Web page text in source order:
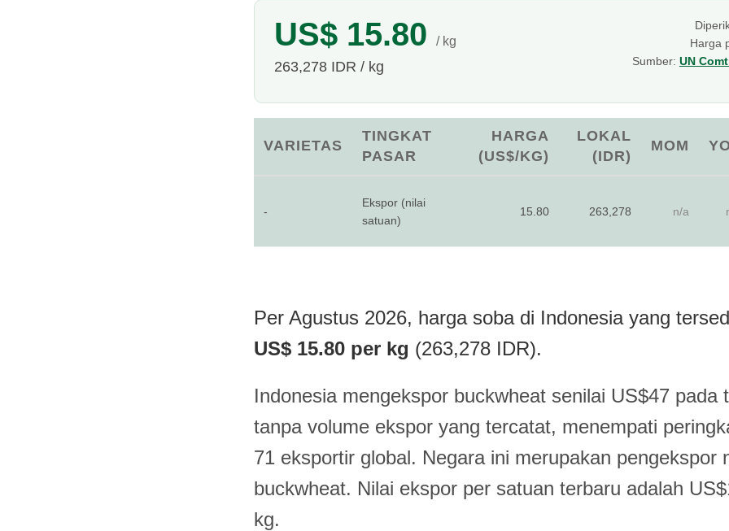
US$ 15.80 / kg
263,278 IDR / kg
Harga
Sumber: UN
VARIETAS
TINGKAT
PASAR
HARGA
(US$/KG)
LOKAL
(IDR)
MOM
-
Ekspor (nilai
satuan)
15.80 263,278 n/a
Per Agustus 2026, harga soba di Indonesia yang
US$ 15.80 per kg (263,278 IDR).
Indonesia mengekspor buckwheat senilai US$47 pada
tanpa volume ekspor yang tercatat, menempati
71 eksportir global. Negara ini merupakan pengekspor
buckwheat. Nilai ekspor per satuan terbaru adalah
kg.